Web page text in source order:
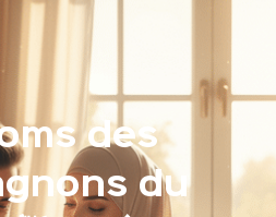
des
du